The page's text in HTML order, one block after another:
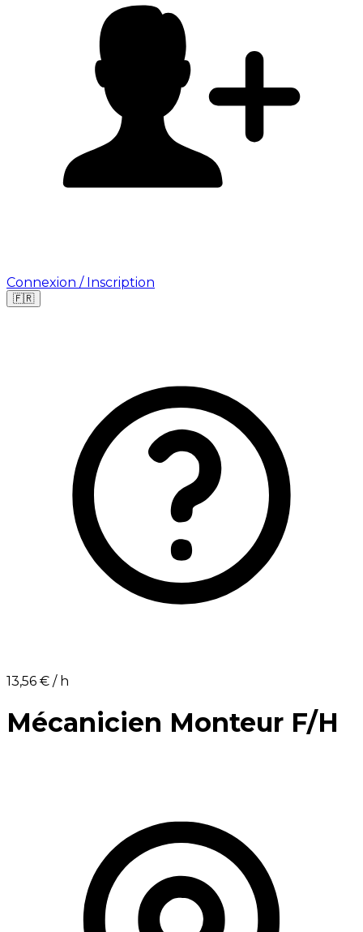
Connexion / Inscription
🇫🇷
13,56 €⁩ / h
Mécanicien Monteur F/H